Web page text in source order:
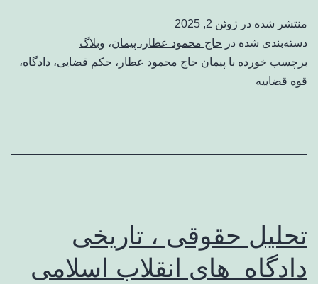
منتشر شده در ژوئن 2, 2025
دسته‌بندی شده در حاج محمود عطار، پیمان، وبلاگ
برچسب خورده با پیمان حاج محمود عطار ، حکم قضایی، دادگاه،
قوه قضاییه
تحلیل حقوقی ، تاریخی
دادگاه های انقلاب اسلامی